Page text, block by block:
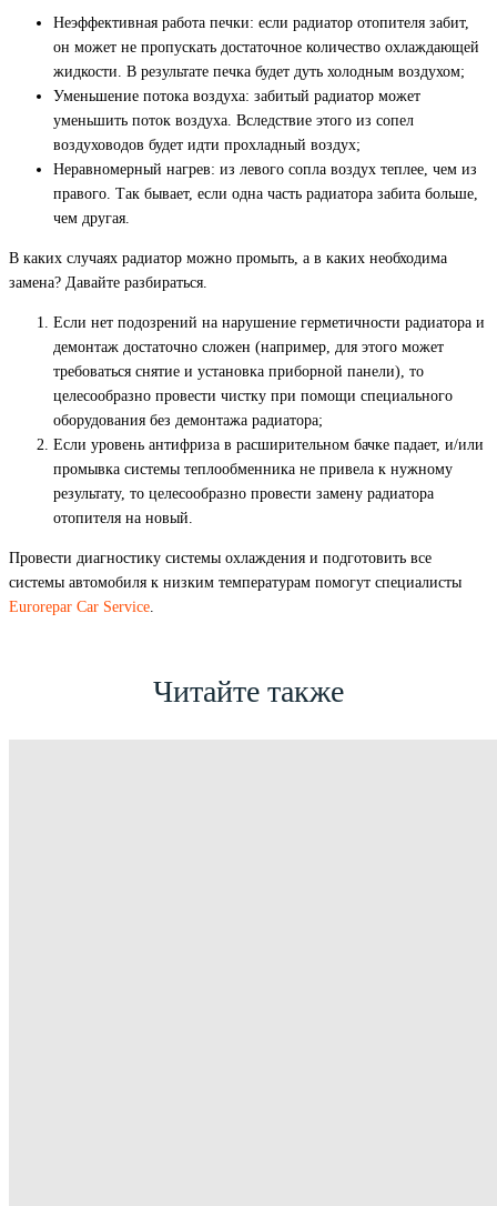
Неэффективная работа печки: если радиатор отопителя забит,
он может не пропускать достаточное количество охлаждающей
жидкости. В результате печка будет дуть холодным воздухом;
Уменьшение потока воздуха: забитый радиатор может
уменьшить поток воздуха. Вследствие этого из сопел
воздуховодов будет идти прохладный воздух;
Неравномерный нагрев: из левого сопла воздух теплее, чем из
правого. Так бывает, если одна часть радиатора забита больше,
чем другая.
В каких случаях радиатор можно промыть, а в каких необходима
замена? Давайте разбираться.
Если нет подозрений на нарушение герметичности радиатора и
демонтаж достаточно сложен (например, для этого может
требоваться снятие и установка приборной панели), то
целесообразно провести чистку при помощи специального
оборудования без демонтажа радиатора;
Если уровень антифриза в расширительном бачке падает, и/или
промывка системы теплообменника не привела к нужному
результату, то целесообразно провести замену радиатора
отопителя на новый.
Провести диагностику системы охлаждения и подготовить все
системы автомобиля к низким температурам помогут специалисты
Eurorepar Car Service
Читайте также